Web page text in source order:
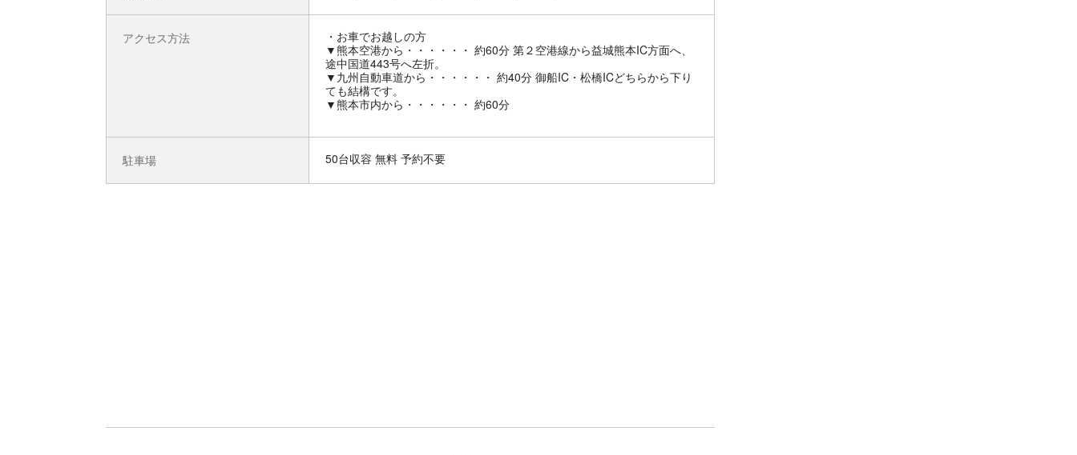
アクセス方法
お車でお越しの方
▼熊本空港から・・・・・・ 約60分 第２空港線から益城熊本IC方面へ、
途中国道443号へ左折。
▼九州自動車道から・・・・・・ 約40分 御船IC・松橋ICどちらから下り
ても結構です。
▼熊本市内から・・・・・・ 約60分
駐車場 50台収容 無料 予約不要